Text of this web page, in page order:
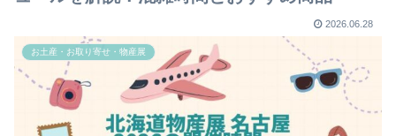
2026.06.28
お土産・お取り寄せ・物産展